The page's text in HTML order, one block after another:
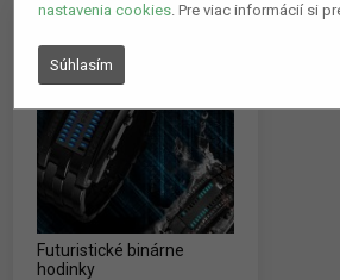
nastavenia cookies. Pre viac informácií si
Súhlasím
Futuristické binárne
hodinky